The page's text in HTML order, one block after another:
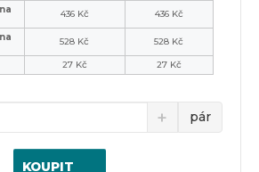
436 Kč
436 Kč
528 Kč
528 Kč
27 Kč 27 Kč
pár
KOUPIT